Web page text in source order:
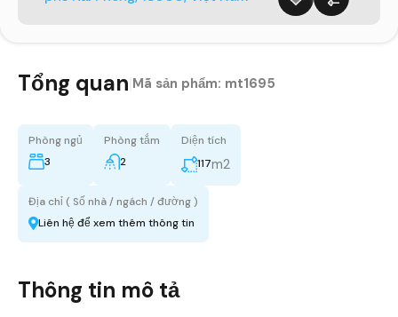
Tổng quan Mã sản phẩm: mt1695
Phòng ngủ
3
Phòng tắm
2
Diện tích
117m2
Địa chỉ ( Số nhà / ngách / đường )
Liên hệ để xem thêm thông tin
Thông tin mô tả